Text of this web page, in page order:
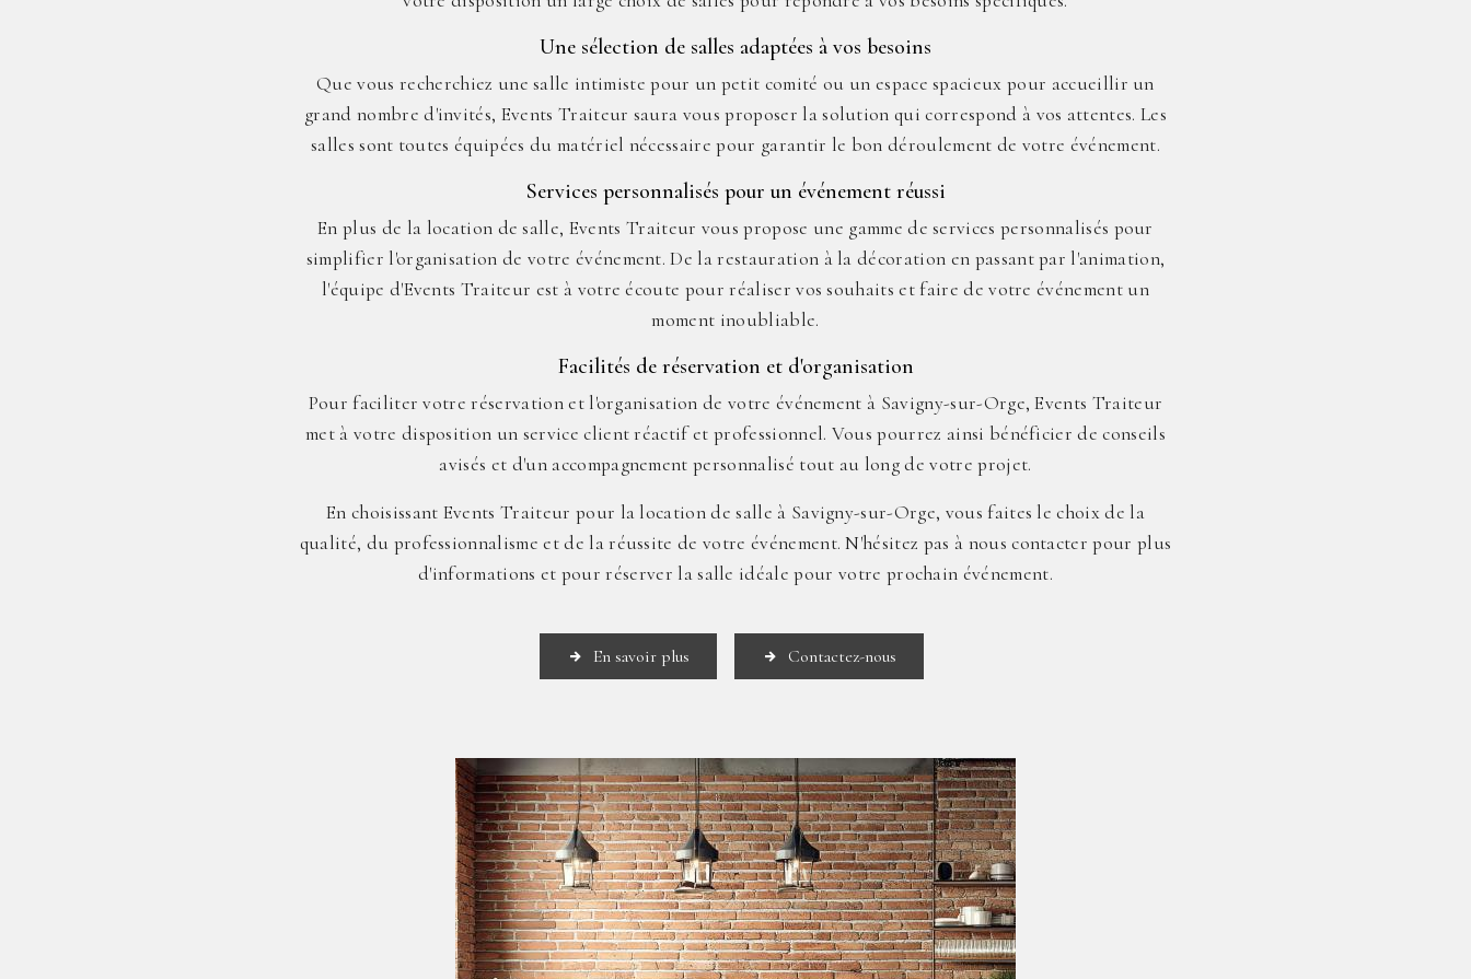
Une sélection de salles adaptées à vos besoins
Que vous recherchiez une salle intimiste pour un petit comité ou un espace spacieux pour accueillir un
grand nombre d'invités, Events Traiteur saura vous proposer la solution qui correspond à vos attentes. Les
salles sont toutes équipées du matériel nécessaire pour garantir le bon déroulement de votre événement.
Services personnalisés pour un événement réussi
En plus de la location de salle, Events Traiteur vous propose une gamme de services personnalisés pour
simplifier l'organisation de votre événement. De la restauration à la décoration en passant par l'animation,
l'équipe d'Events Traiteur est à votre écoute pour réaliser vos souhaits et faire de votre événement un
moment inoubliable.
Facilités de réservation et d'organisation
Pour faciliter votre réservation et l'organisation de votre événement à Savigny-sur-Orge, Events Traiteur
met à votre disposition un service client réactif et professionnel. Vous pourrez ainsi bénéficier de conseils
avisés et d'un accompagnement personnalisé tout au long de votre projet.
En choisissant Events Traiteur pour la location de salle à Savigny-sur-Orge, vous faites le choix de la
qualité, du professionnalisme et de la réussite de votre événement. N'hésitez pas à nous contacter pour plus
d'informations et pour réserver la salle idéale pour votre prochain événement.
En savoir plus Contactez-nous